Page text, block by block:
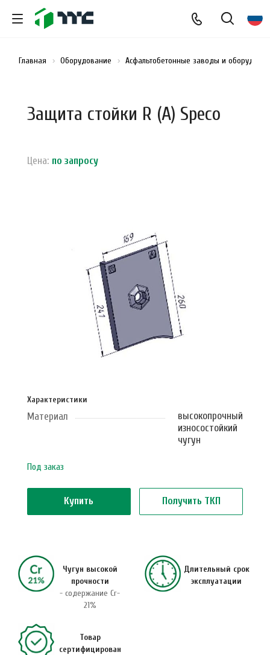
Главная Оборудование Асфальтобетонные заводы и
Защита стойки R (А) Speco
Цена: по запросу
Характеристики
Материал
высокопрочный
износостойкий
чугун
Под заказ
Купить Получить ТКП
Чугун высокой
прочности
- содержание Cr-
21%
Длительный срок
эксплуатации
Товар
сертифицирован